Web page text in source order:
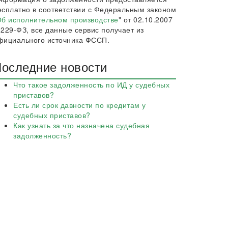
в соответствии с Федеральным законом
исполнительном производстве" от 02.10.2007
ФЗ, все данные сервис получает из
источника ФССП.
новости
Что такое задолженность по ИД у судебных
приставов?
Есть ли срок давности по кредитам у
судебных приставов?
Как узнать за что назначена судебная
задолженность?